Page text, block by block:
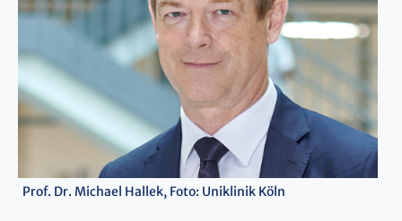
Prof. Dr. Michael Hallek, Foto: Uniklinik Köln